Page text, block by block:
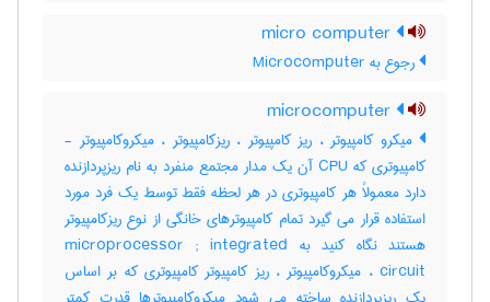
رجوع به Microcomputer
میکرو کامپیوتر ، ریز کامپیوتر ، ریزکامپیوتر ، میکروکامپیوتر -
کامپیوتری که CPU آن یک مدار مجتمع منفرد به نام ریزپردازنده
دارد معمولاً هر کامپیوتری در هر لحظه فقط توسط یک فرد مورد
استفاده قرار می گیرد تمام کامپیوترهای خانگی از نوع ریزکامپیوتر
هستند نگاه کنید به microprocessor ; integrated
circuit ، میکروکامپیوتر ، ریز کامپیوتر کامپیوتری که بر اساس